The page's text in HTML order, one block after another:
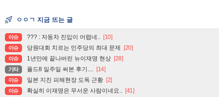
ㅇㅇㄱ 지금 뜨는 글
이슈 ??? : 자동차 진입이 어렵네.. [10]
이슈 당원대회 치르는 민주당의 최대 문제 [20]
이슈 1년만에 끝나버린 뉴이재명 현상 [28]
기타 폴드8 일주일 써본 후기.... [14]
이슈 일본 지진 피해현장 도독 근황 [2]
이슈 확실히 이재명은 무서운 사람이네요.. [41]